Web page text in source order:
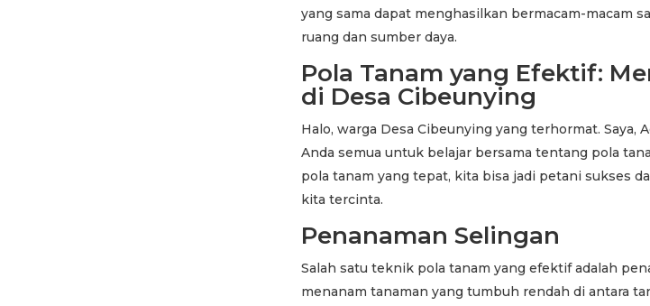
yang sama dapat menghasilkan bermacam-macam
ruang dan sumber daya.
Pola Tanam yang Efektif:
di Desa Cibeunying
Halo, warga Desa Cibeunying yang terhormat. Saya,
Anda semua untuk belajar bersama tentang pola
pola tanam yang tepat, kita bisa jadi petani sukses
kita tercinta.
Penanaman Selingan
Salah satu teknik pola tanam yang efektif adalah
menanam tanaman yang tumbuh rendah di antara